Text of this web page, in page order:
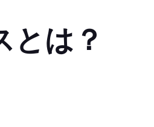
とは？